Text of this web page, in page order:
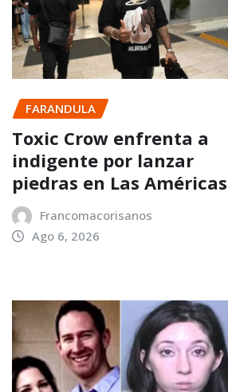
FARANDULA
Toxic Crow enfrenta a
indigente por lanzar
piedras en Las Américas
Francomacorisanos
Ago 6, 2026